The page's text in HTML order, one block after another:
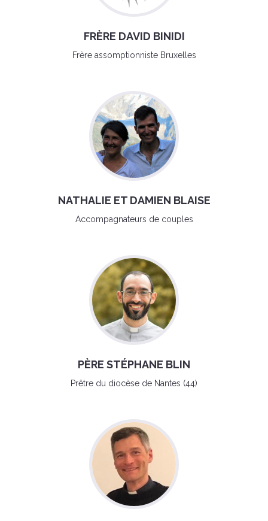
FRÈRE DAVID BINIDI
Frère assomptionniste Bruxelles
NATHALIE ET DAMIEN BLAISE
Accompagnateurs de couples
PÈRE STÉPHANE BLIN
Prêtre du diocèse de Nantes (44)